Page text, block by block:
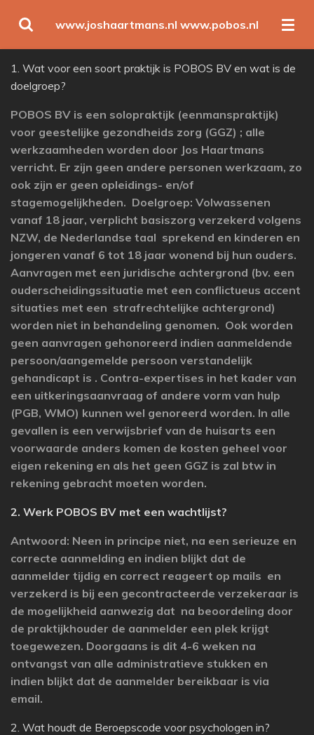
direct
naar
de
hoofdinhoud
www.joshaartmans.nl www.pobos.nl
1. Wat voor een soort praktijk is POBOS BV en wat is de
doelgroep?
POBOS BV is een solopraktijk (eenmanspraktijk)
voor geestelijke gezondheids zorg (GGZ) ; alle
werkzaamheden worden door Jos Haartmans
verricht. Er zijn geen andere personen werkzaam, zo
ook zijn er geen opleidings- en/of
stagemogelijkheden. Doelgroep: Volwassenen
vanaf 18 jaar, verplicht basiszorg verzekerd volgens
NZW, de Nederlandse taal sprekend en kinderen en
jongeren vanaf 6 tot 18 jaar wonend bij hun ouders.
Aanvragen met een juridische achtergrond (bv. een
ouderscheidingssituatie met een conflictueus accent
situaties met een strafrechtelijke achtergrond)
worden niet in behandeling genomen. Ook worden
geen aanvragen gehonoreerd indien aanmeldende
persoon/aangemelde persoon verstandelijk
gehandicapt is . Contra-expertises in het kader van
een uitkeringsaanvraag of andere vorm van hulp
(PGB, WMO) kunnen wel genoreerd worden. In alle
gevallen is een verwijsbrief van de huisarts een
voorwaarde anders komen de kosten geheel voor
eigen rekening en als het geen GGZ is zal btw in
rekening gebracht moeten worden.
2. Werk POBOS BV met een wachtlijst?
Antwoord: Neen in principe niet, na een serieuze en
correcte aanmelding en indien blijkt dat de
aanmelder tijdig en correct reageert op mails en
verzekerd is bij een gecontracteerde verzekeraar is
de mogelijkheid aanwezig dat na beoordeling door
de praktijkhouder de aanmelder een plek krijgt
toegewezen. Doorgaans is dit 4-6 weken na
ontvangst van alle administratieve stukken en
indien blijkt dat de aanmelder bereikbaar is via
email.
2. Wat houdt de Beroepscode voor psychologen in?